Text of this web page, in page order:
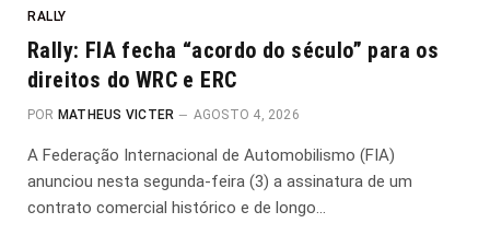
RALLY
Rally: FIA fecha “acordo do século” para os
direitos do WRC e ERC
POR MATHEUS VICTER AGOSTO 4, 2026
A Federação Internacional de Automobilismo (FIA)
anunciou nesta segunda-feira (3) a assinatura de um
contrato comercial histórico e de longo…